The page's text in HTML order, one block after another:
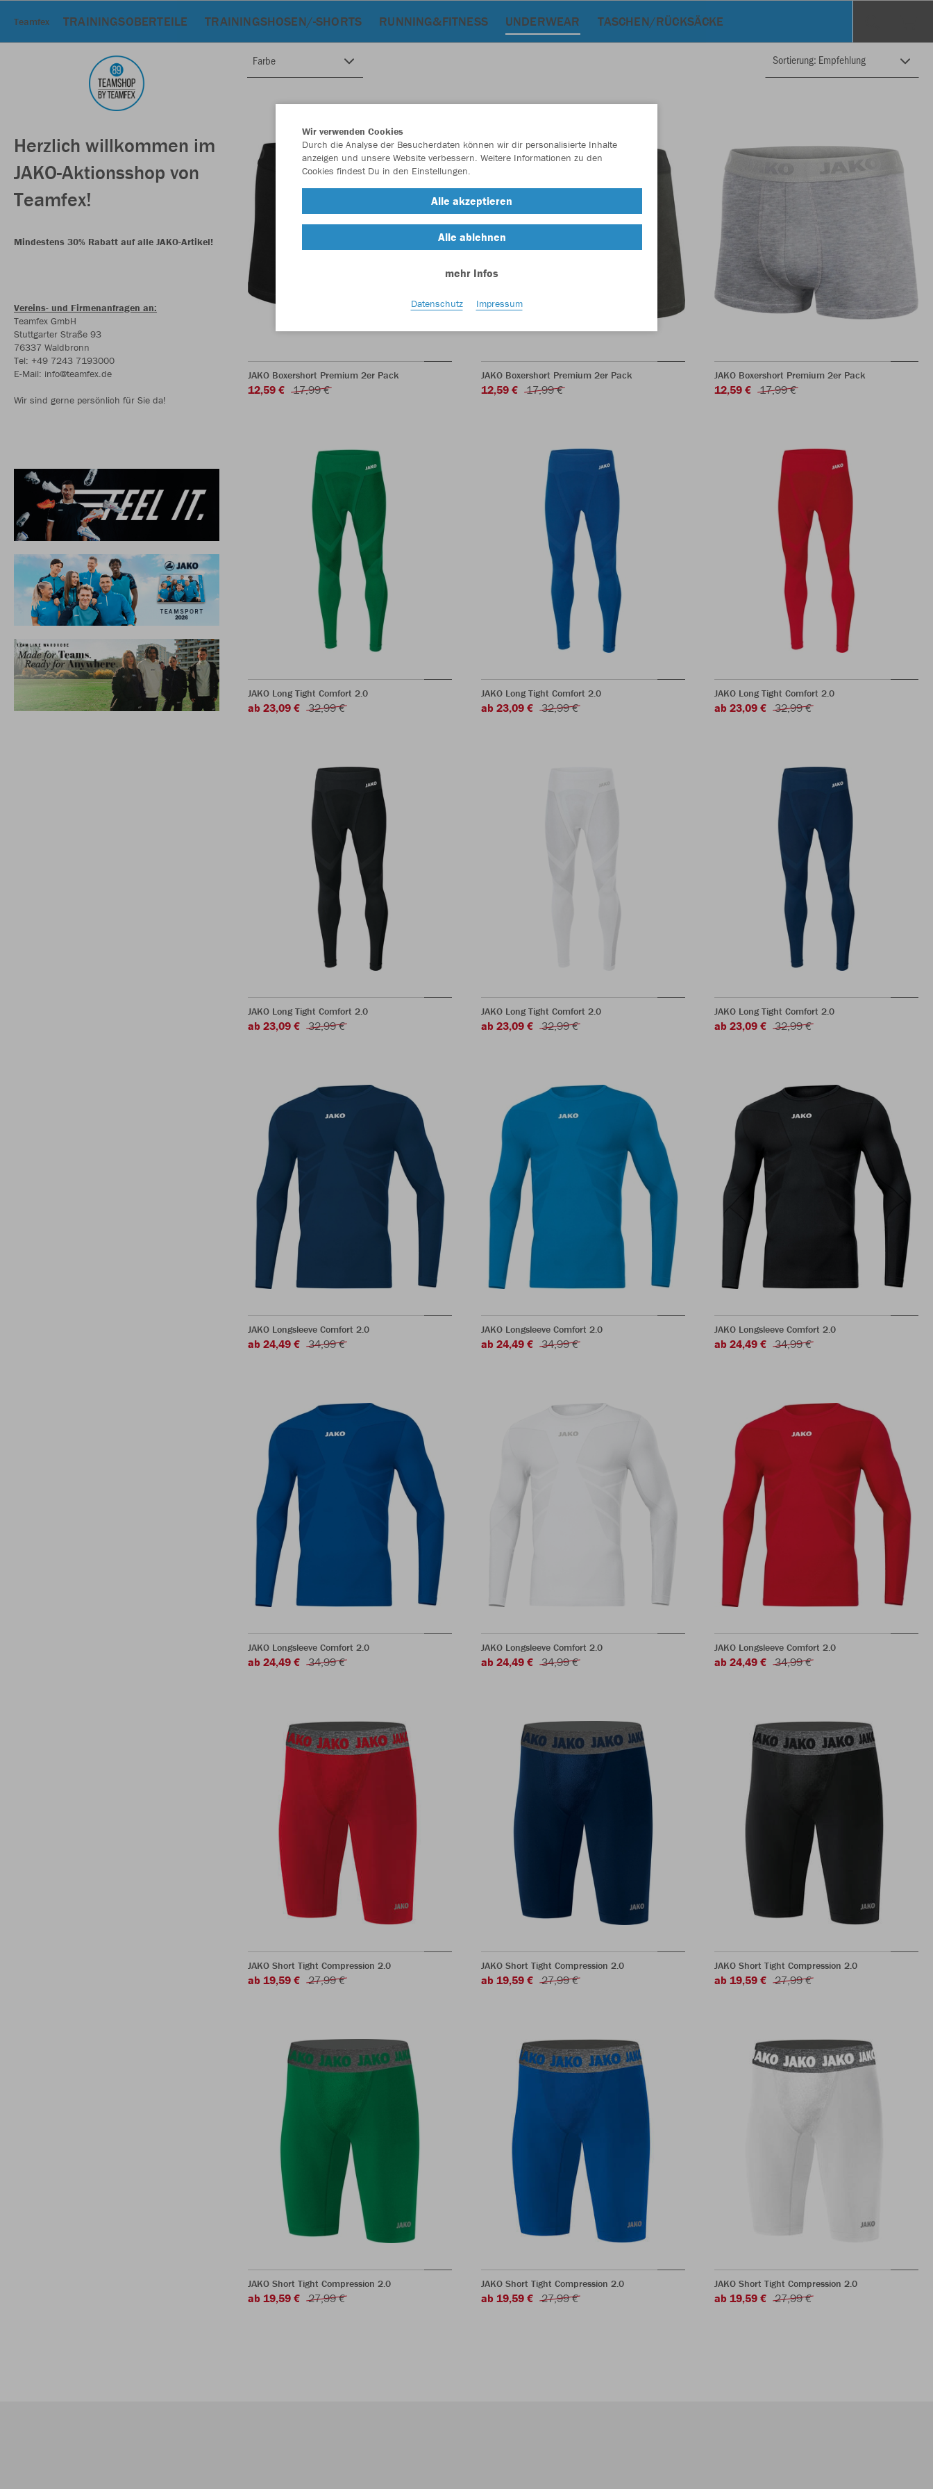
Teamfex TRAININGSOBERTEILE TRAININGSHOSEN/-SHORTS RUNNING&FITNESS UNDERWEAR TASCHEN/RÜCKSÄCKE
Herzlich willkommen im
JAKO-Aktionsshop von
Teamfex!
Mindestens 30% Rabatt auf alle JAKO-Artikel!
Vereins- und Firmenanfragen an:
Teamfex GmbH
Stuttgarter Straße 93
76337 Waldbronn
Tel: +49 7243 7193000
E-Mail: info@teamfex.de
Wir sind gerne persönlich für Sie da!
Farbe
JAKO Boxershort Premium 2er Pack
12,59 € 17,99 €
JAKO Boxershort Premium 2er Pack
12,59 € 17,99 €
JAKO Boxershort Premium 2er Pack
12,59 € 17,99 €
JAKO Long Tight Comfort 2.0
ab 23,09 € 32,99 €
JAKO Long Tight Comfort 2.0
ab 23,09 € 32,99 €
JAKO Long Tight Comfort 2.0
ab 23,09 € 32,99 €
JAKO Long Tight Comfort 2.0
ab 23,09 € 32,99 €
JAKO Long Tight Comfort 2.0
ab 23,09 € 32,99 €
JAKO Long Tight Comfort 2.0
ab 23,09 € 32,99 €
JAKO Longsleeve Comfort 2.0
ab 24,49 € 34,99 €
JAKO Longsleeve Comfort 2.0
ab 24,49 € 34,99 €
JAKO Longsleeve Comfort 2.0
ab 24,49 € 34,99 €
JAKO Longsleeve Comfort 2.0
ab 24,49 € 34,99 €
JAKO Longsleeve Comfort 2.0
ab 24,49 € 34,99 €
JAKO Longsleeve Comfort 2.0
ab 24,49 € 34,99 €
JAKO Short Tight Compression 2.0
ab 19,59 € 27,99 €
JAKO Short Tight Compression 2.0
ab 19,59 € 27,99 €
JAKO Short Tight Compression 2.0
ab 19,59 € 27,99 €
JAKO Short Tight Compression 2.0
ab 19,59 € 27,99 €
JAKO Short Tight Compression 2.0
ab 19,59 € 27,99 €
JAKO Short Tight Compression 2.0
ab 19,59 € 27,99 €
Wir verwenden Cookies
Durch die Analyse der Besucherdaten können wir dir personalisierte Inhalte
anzeigen und unsere Website verbessern. Weitere Informationen zu den
Cookies findest Du in den Einstellungen.
Alle akzeptieren
Alle ablehnen
mehr Infos
Datenschutz Impressum